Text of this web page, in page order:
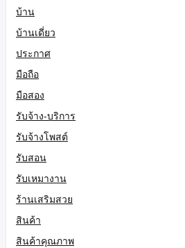
บ้าน
บ้านเดี่ยว
ประกาศ
มือถือ
มือสอง
รับจ้าง-บริการ
รับจ้างโพสต์
รับสอน
รับเหมางาน
ร้านเสริมสวย
สินค้า
สินค้าคุณภาพ